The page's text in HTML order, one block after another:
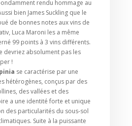
rendu hommage au
bien James Suckling que le
de bonnes notes aux vins de
Luca Maroni les a même
99 points à 3 vins différents.
devriez absolument pas les
!
se caractérise par une
hétérogènes, conçus par des
des vallées et des
a une identité forte et unique
des particularités du sous-sol
Suite à la puissante